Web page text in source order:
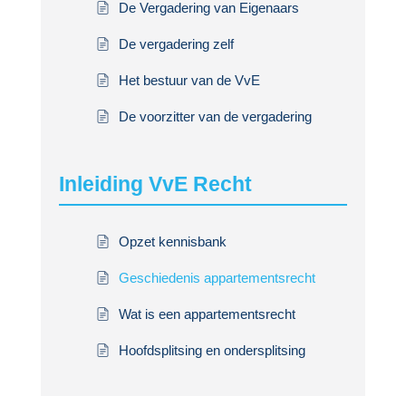
De Vergadering van Eigenaars
De vergadering zelf
Het bestuur van de VvE
De voorzitter van de vergadering
Inleiding VvE Recht
Opzet kennisbank
Geschiedenis appartementsrecht
Wat is een appartementsrecht
Hoofdsplitsing en ondersplitsing